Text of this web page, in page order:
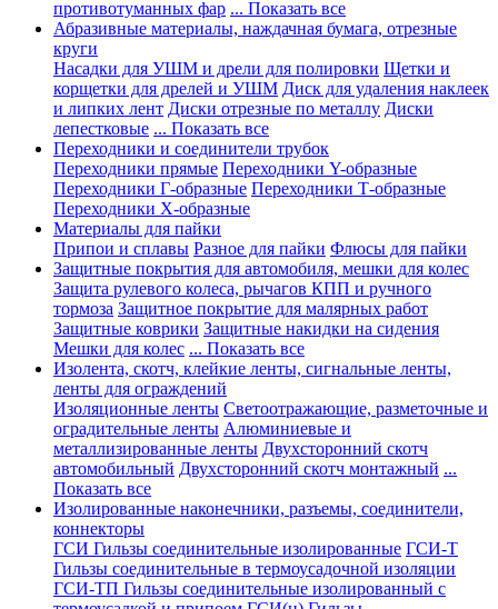
противотуманных фар ... Показать все
Абразивные материалы, наждачная бумага, отрезные
круги
Насадки для УШМ и дрели для полировки Щетки и
корщетки для дрелей и УШМ Диск для удаления наклеек
и липких лент Диски отрезные по металлу Диски
лепестковые ... Показать все
Переходники и соединители трубок
Переходники прямые Переходники Y-образные
Переходники Г-образные Переходники Т-образные
Переходники Х-образные
Материалы для пайки
Припои и сплавы Разное для пайки Флюсы для пайки
Защитные покрытия для автомобиля, мешки для колес
Защита рулевого колеса, рычагов КПП и ручного
тормоза Защитное покрытие для малярных работ
Защитные коврики Защитные накидки на сидения
Мешки для колес ... Показать все
Изолента, скотч, клейкие ленты, сигнальные ленты,
ленты для ограждений
Изоляционные ленты Светоотражающие, разметочные и
оградительные ленты Алюминиевые и
металлизированные ленты Двухсторонний скотч
автомобильный Двухсторонний скотч монтажный ...
Показать все
Изолированные наконечники, разъемы, соединители,
коннекторы
ГСИ Гильзы соединительные изолированные ГСИ-Т
Гильзы соединительные в термоусадочной изоляции
ГСИ-ТП Гильзы соединительные изолированный с